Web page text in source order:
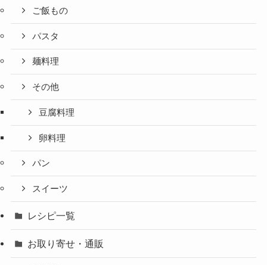
ご飯もの
パスタ
麺料理
その他
豆腐料理
卵料理
パン
スイーツ
レシピ一覧
お取り寄せ・通販